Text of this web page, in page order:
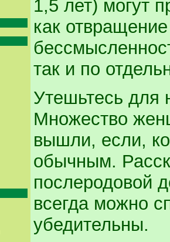
1,5 лет) могут
как
так и по
Утешьтесь для
Множество
вышли, если,
обычным.
послеродовой
всегда можно
убедительны.